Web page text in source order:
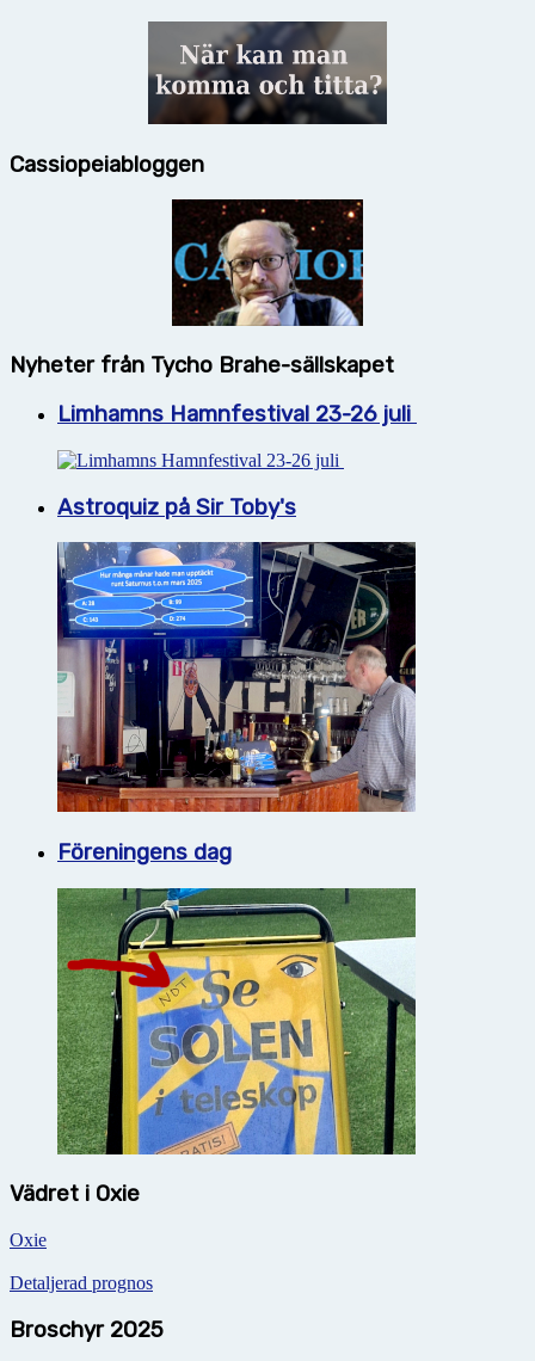
Cassiopeiabloggen
Nyheter från Tycho Brahe-sällskapet
Limhamns Hamnfestival 23-26 juli
Astroquiz på Sir Toby's
Föreningens dag
Vädret i Oxie
Oxie
Detaljerad prognos
Broschyr 2025